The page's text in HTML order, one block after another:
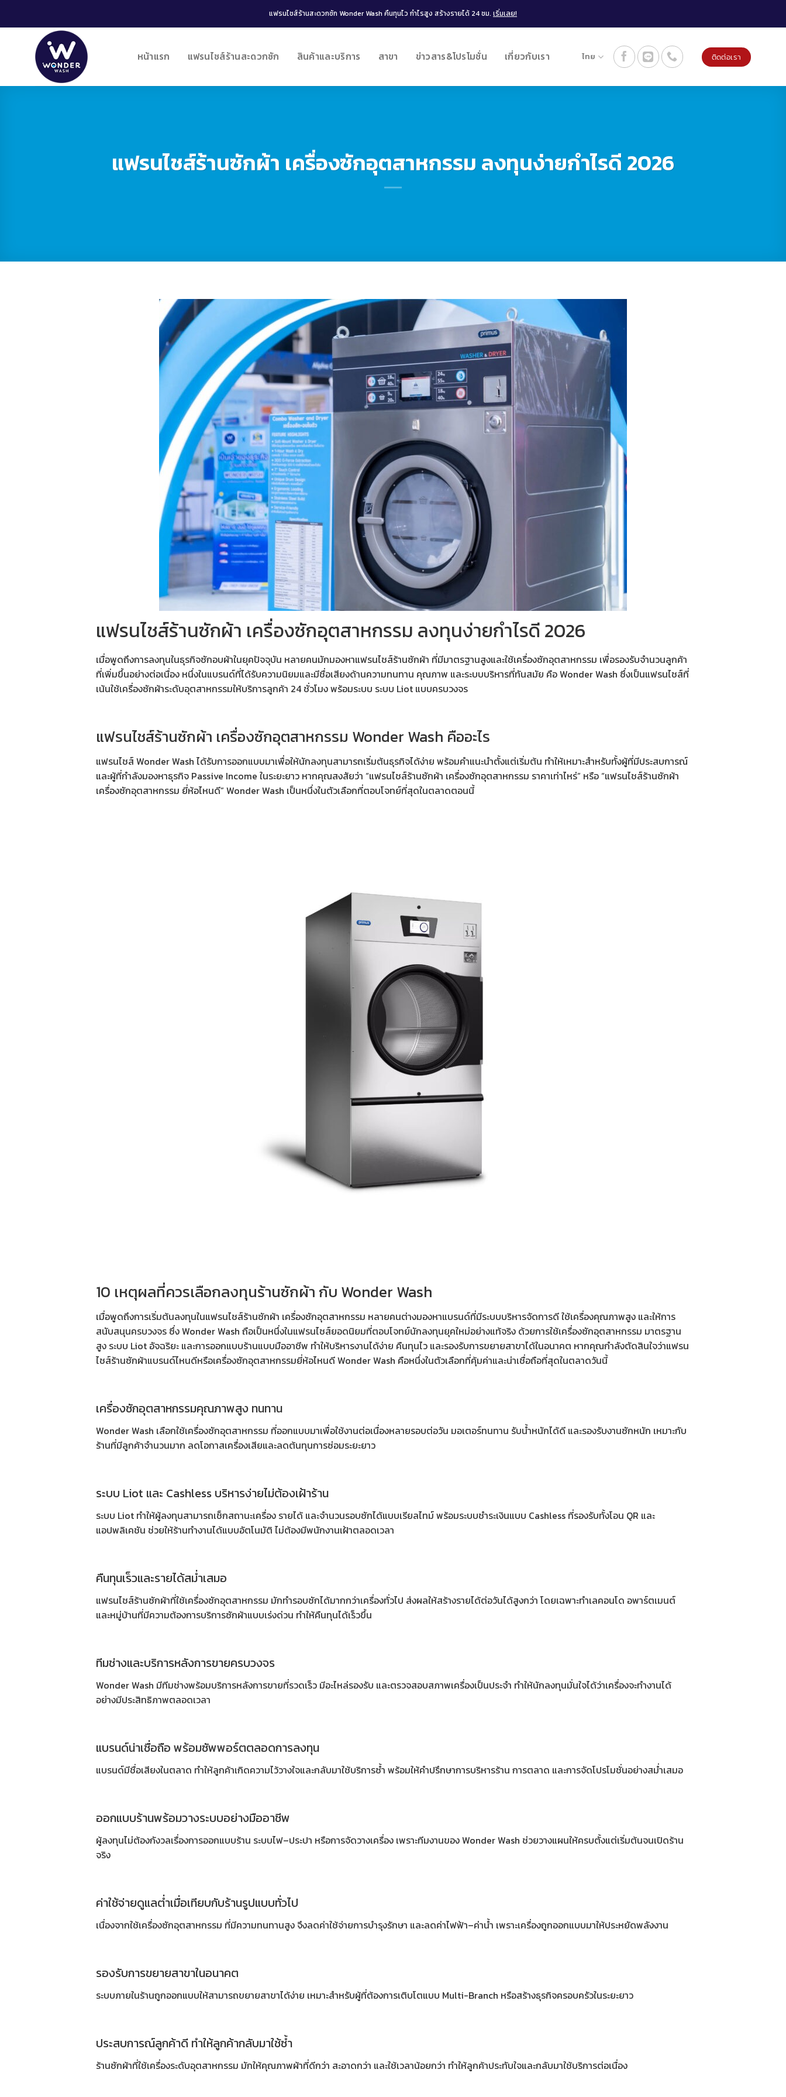
แฟรนไชส์ร้านสะดวกซัก Wonder Wash คืนทุนไว กำไรสูง สร้างรายได้ 24 ชม. เริ่มเลย!
หน้าแรก แฟรนไชส์ร้านสะดวกซัก สินค้าและบริการ สาขา ข่าวสาร&โปรโมชั่น เกี่ยวกับเรา ไทย ติดต่อเรา
แฟรนไชส์ร้านซักผ้า เครื่องซักอุตสาหกรรม ลงทุนง่ายกำไรดี 2026
แฟรนไชส์ร้านซักผ้า เครื่องซักอุตสาหกรรม ลงทุนง่ายกำไรดี 2026
เมื่อพูดถึงการลงทุนในธุรกิจซักอบผ้าในยุคปัจจุบัน หลายคนมักมองหาแฟรนไชส์ร้านซักผ้า ที่มีมาตรฐานสูงและใช้เครื่องซักอุตสาหกรรม เพื่อรองรับจำนวนลูกค้า
ที่เพิ่มขึ้นอย่างต่อเนื่อง หนึ่งในแบรนด์ที่ได้รับความนิยมและมีชื่อเสียงด้านความทนทาน คุณภาพ และระบบบริหารที่ทันสมัย คือ Wonder Wash ซึ่งเป็นแฟรนไชส์ที่
เน้นใช้เครื่องซักผ้าระดับอุตสาหกรรมให้บริการลูกค้า 24 ชั่วโมง พร้อมระบบ ระบบ Liot แบบครบวงจร
แฟรนไชส์ร้านซักผ้า เครื่องซักอุตสาหกรรม Wonder Wash คืออะไร
แฟรนไชส์ Wonder Wash ได้รับการออกแบบมาเพื่อให้นักลงทุนสามารถเริ่มต้นธุรกิจได้ง่าย พร้อมคำแนะนำตั้งแต่เริ่มต้น ทำให้เหมาะสำหรับทั้งผู้ที่มีประสบการณ์
และผู้ที่กำลังมองหาธุรกิจ Passive Income ในระยะยาว หากคุณสงสัยว่า “แฟรนไชส์ร้านซักผ้า เครื่องซักอุตสาหกรรม ราคาเท่าไหร่” หรือ “แฟรนไชส์ร้านซักผ้า
เครื่องซักอุตสาหกรรม ยี่ห้อไหนดี” Wonder Wash เป็นหนึ่งในตัวเลือกที่ตอบโจทย์ที่สุดในตลาดตอนนี้
10 เหตุผลที่ควรเลือกลงทุนร้านซักผ้า กับ Wonder Wash
เมื่อพูดถึงการเริ่มต้นลงทุนในแฟรนไชส์ร้านซักผ้า เครื่องซักอุตสาหกรรม หลายคนต่างมองหาแบรนด์ที่มีระบบบริหารจัดการดี ใช้เครื่องคุณภาพสูง และให้การ
สนับสนุนครบวงจร ซึ่ง Wonder Wash ถือเป็นหนึ่งในแฟรนไชส์ยอดนิยมที่ตอบโจทย์นักลงทุนยุคใหม่อย่างแท้จริง ด้วยการใช้เครื่องซักอุตสาหกรรม มาตรฐาน
สูง ระบบ Liot อัจฉริยะ และการออกแบบร้านแบบมืออาชีพ ทำให้บริหารงานได้ง่าย คืนทุนไว และรองรับการขยายสาขาได้ในอนาคต หากคุณกำลังตัดสินใจว่าแฟรน
ไชส์ร้านซักผ้าแบรนด์ไหนดีหรือเครื่องซักอุตสาหกรรมยี่ห้อไหนดี Wonder Wash คือหนึ่งในตัวเลือกที่คุ้มค่าและน่าเชื่อถือที่สุดในตลาดวันนี้
เครื่องซักอุตสาหกรรมคุณภาพสูง ทนทาน
Wonder Wash เลือกใช้เครื่องซักอุตสาหกรรม ที่ออกแบบมาเพื่อใช้งานต่อเนื่องหลายรอบต่อวัน มอเตอร์ทนทาน รับน้ำหนักได้ดี และรองรับงานซักหนัก เหมาะกับ
ร้านที่มีลูกค้าจำนวนมาก ลดโอกาสเครื่องเสียและลดต้นทุนการซ่อมระยะยาว
ระบบ Liot และ Cashless บริหารง่ายไม่ต้องเฝ้าร้าน
ระบบ Liot ทำให้ผู้ลงทุนสามารถเช็กสถานะเครื่อง รายได้ และจำนวนรอบซักได้แบบเรียลไทม์ พร้อมระบบชำระเงินแบบ Cashless ที่รองรับทั้งโอน QR และ
แอปพลิเคชัน ช่วยให้ร้านทำงานได้แบบอัตโนมัติ ไม่ต้องมีพนักงานเฝ้าตลอดเวลา
คืนทุนเร็วและรายได้สม่ำเสมอ
แฟรนไชส์ร้านซักผ้าที่ใช้เครื่องซักอุตสาหกรรม มักทำรอบซักได้มากกว่าเครื่องทั่วไป ส่งผลให้สร้างรายได้ต่อวันได้สูงกว่า โดยเฉพาะทำเลคอนโด อพาร์ตเมนต์
และหมู่บ้านที่มีความต้องการบริการซักผ้าแบบเร่งด่วน ทำให้คืนทุนได้เร็วขึ้น
ทีมช่างและบริการหลังการขายครบวงจร
Wonder Wash มีทีมช่างพร้อมบริการหลังการขายที่รวดเร็ว มีอะไหล่รองรับ และตรวจสอบสภาพเครื่องเป็นประจำ ทำให้นักลงทุนมั่นใจได้ว่าเครื่องจะทำงานได้
อย่างมีประสิทธิภาพตลอดเวลา
แบรนด์น่าเชื่อถือ พร้อมซัพพอร์ตตลอดการลงทุน
แบรนด์มีชื่อเสียงในตลาด ทำให้ลูกค้าเกิดความไว้วางใจและกลับมาใช้บริการซ้ำ พร้อมให้คำปรึกษาการบริหารร้าน การตลาด และการจัดโปรโมชั่นอย่างสม่ำเสมอ
ออกแบบร้านพร้อมวางระบบอย่างมืออาชีพ
ผู้ลงทุนไม่ต้องกังวลเรื่องการออกแบบร้าน ระบบไฟ–ประปา หรือการจัดวางเครื่อง เพราะทีมงานของ Wonder Wash ช่วยวางแผนให้ครบตั้งแต่เริ่มต้นจนเปิดร้าน
จริง
ค่าใช้จ่ายดูแลต่ำเมื่อเทียบกับร้านรูปแบบทั่วไป
เนื่องจากใช้เครื่องซักอุตสาหกรรม ที่มีความทนทานสูง จึงลดค่าใช้จ่ายการบำรุงรักษา และลดค่าไฟฟ้า–ค่าน้ำ เพราะเครื่องถูกออกแบบมาให้ประหยัดพลังงาน
รองรับการขยายสาขาในอนาคต
ระบบภายในร้านถูกออกแบบให้สามารถขยายสาขาได้ง่าย เหมาะสำหรับผู้ที่ต้องการเติบโตแบบ Multi-Branch หรือสร้างธุรกิจครอบครัวในระยะยาว
ประสบการณ์ลูกค้าดี ทำให้ลูกค้ากลับมาใช้ซ้ำ
ร้านซักผ้าที่ใช้เครื่องระดับอุตสาหกรรม มักให้คุณภาพผ้าที่ดีกว่า สะอาดกว่า และใช้เวลาน้อยกว่า ทำให้ลูกค้าประทับใจและกลับมาใช้บริการต่อเนื่อง